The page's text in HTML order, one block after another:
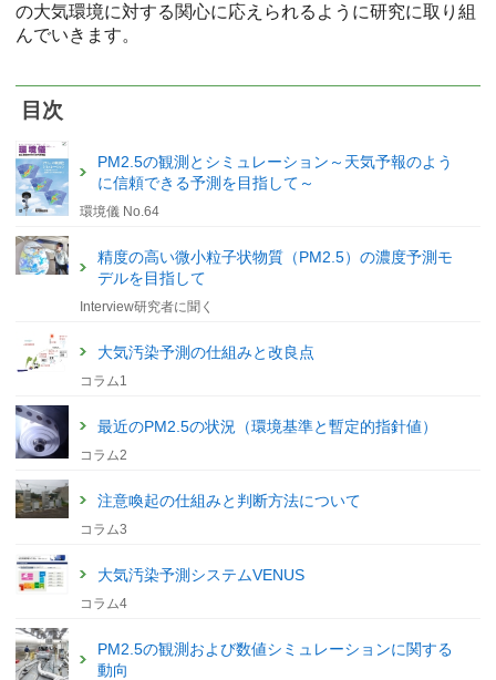
の大気環境に対する関心に応えられるように研究に取り組
んでいきます。
目次
PM2.5の観測とシミュレーション～天気予報のよう
に信頼できる予測を目指して～
環境儀 No.64
精度の高い微小粒子状物質（PM2.5）の濃度予測モ
デルを目指して
Interview研究者に聞く
大気汚染予測の仕組みと改良点
コラム1
最近のPM2.5の状況（環境基準と暫定的指針値）
コラム2
注意喚起の仕組みと判断方法について
コラム3
大気汚染予測システムVENUS
コラム4
PM2.5の観測および数値シミュレーションに関する
動向